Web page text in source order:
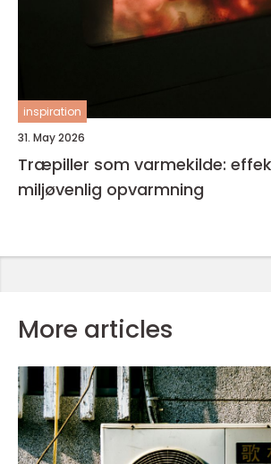
inspiration
31. May 2026
Træpiller som varmekilde:
miljøvenlig opvarmning
More articles